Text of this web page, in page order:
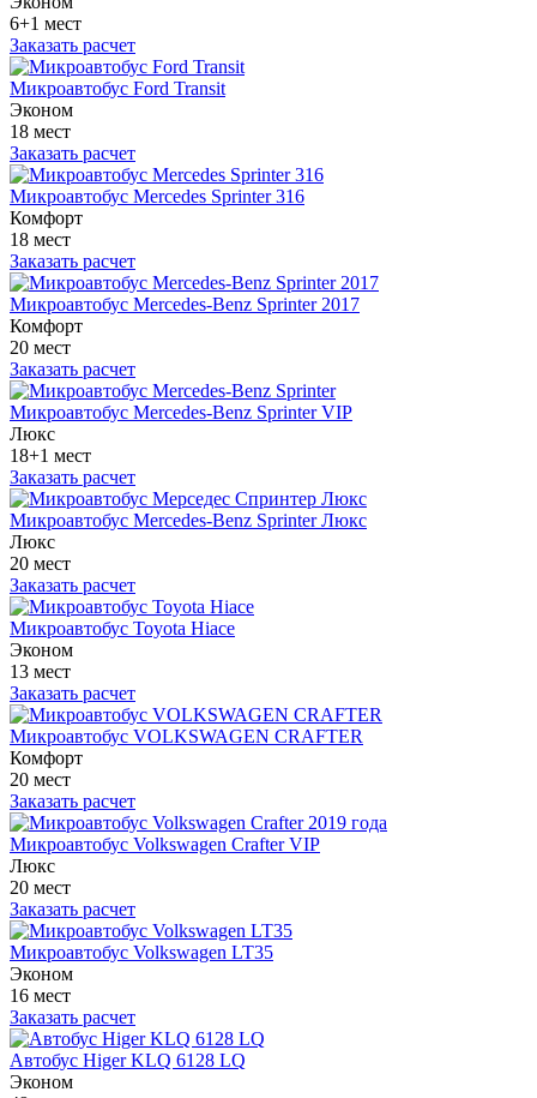
6+1 мест
Заказать расчет
Микроавтобус Ford Transit
Эконом
18 мест
Заказать расчет
Микроавтобус Mercedes Sprinter 316
Комфорт
18 мест
Заказать расчет
Микроавтобус Mercedes-Benz Sprinter 2017
Комфорт
20 мест
Заказать расчет
Микроавтобус Mercedes-Benz Sprinter VIP
Люкс
18+1 мест
Заказать расчет
Микроавтобус Mercedes-Benz Sprinter Люкс
Люкс
20 мест
Заказать расчет
Микроавтобус Toyota Hiace
Эконом
13 мест
Заказать расчет
Микроавтобус VOLKSWAGEN CRAFTER
Комфорт
20 мест
Заказать расчет
Микроавтобус Volkswagen Crafter VIP
Люкс
20 мест
Заказать расчет
Микроавтобус Volkswagen LT35
Эконом
16 мест
Заказать расчет
Автобус Higer KLQ 6128 LQ
Эконом